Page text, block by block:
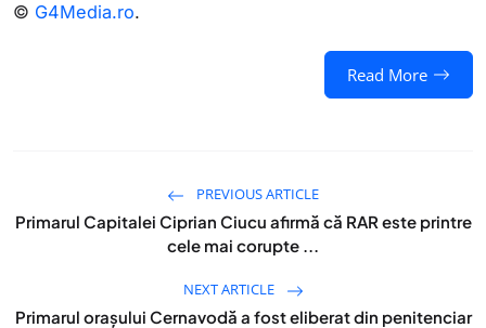
© G4Media.ro.
Read More
PREVIOUS ARTICLE
Primarul Capitalei Ciprian Ciucu afirmă că RAR este printre
cele mai corupte ...
NEXT ARTICLE
Primarul orașului Cernavodă a fost eliberat din penitenciar